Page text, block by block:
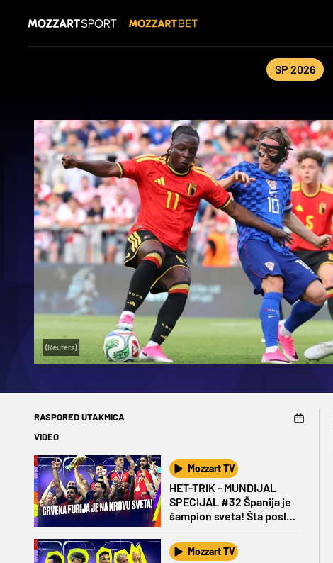
SP 2026
(Reuters)
RASPORED UTAKMICA
VIDEO
Mozzart TV
HET-TRIK - MUNDIJAL
SPECIJAL #32 Španija je
šampion sveta! Šta posle
Mesija?
Mozzart TV